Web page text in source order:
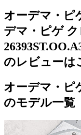
オーデマ・ピ
デマ・ピゲ
のレビューは
オーデマ・ピ
のモデル一覧